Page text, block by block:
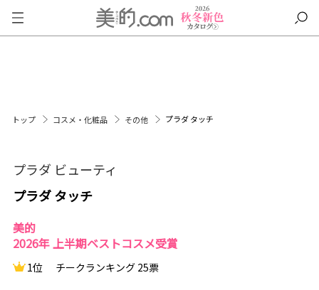
トップ コスメ・化粧品 その他 プラダ タッチ
プラダ ビューティ
プラダ タッチ
美的
2026年 上半期ベストコスメ受賞
1位 チークランキング 25票